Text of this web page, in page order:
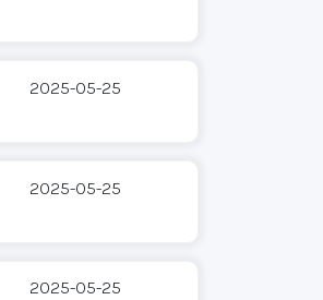
2025-05-25
2025-05-25
2025-05-25